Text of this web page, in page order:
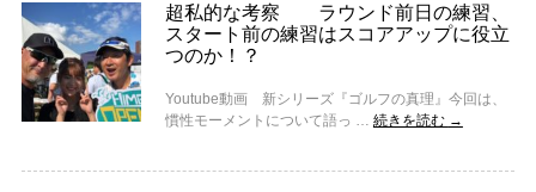
超私的な考察 ラウンド前日の練習、
スタート前の練習はスコアアップに役立
つのか！？
Youtube動画 新シリーズ『ゴルフの真理』今回は、
慣性モーメントについて語っ … 続きを読む →